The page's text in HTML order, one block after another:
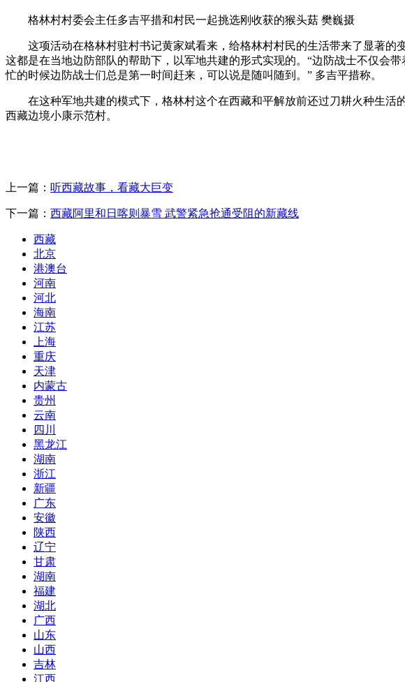
格林村村委会主任多吉平措和村民一起挑选刚收获的猴头菇 樊巍摄
这项活动在格林村驻村书记黄家斌看来，给格林村村民的生活带来了显著的
这都是在当地边防部队的帮助下，以军地共建的形式实现的。“边防战士不仅会
忙的时候边防战士们总是第一时间赶来，可以说是随叫随到。” 多吉平措称。
在这种军地共建的模式下，格林村这个在西藏和平解放前还过刀耕火种生活
西藏边境小康示范村。
上一篇： 听西藏故事，看藏大巨变
下一篇： 西藏阿里和日喀则暴雪 武警紧急抢通受阻的新藏线
西藏
北京
港澳台
河南
河北
海南
江苏
上海
重庆
天津
内蒙古
贵州
云南
四川
黑龙江
湖南
浙江
新疆
广东
安徽
陕西
辽宁
甘肃
湖南
福建
湖北
广西
山东
山西
吉林
江西